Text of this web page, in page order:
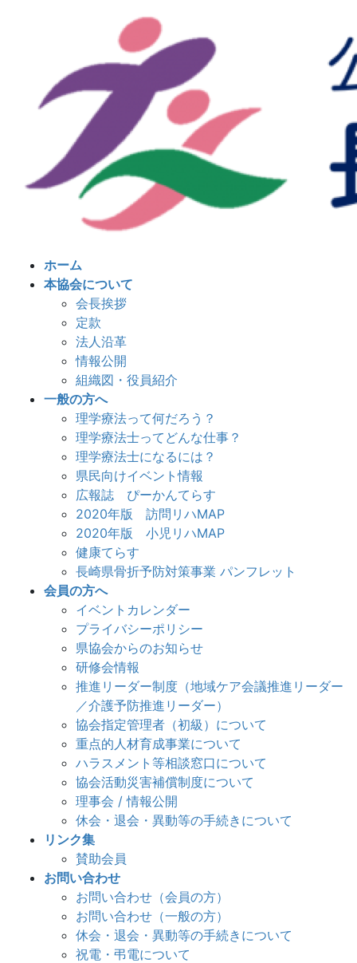
ホーム
本協会について
会長挨拶
定款
法人沿革
情報公開
組織図・役員紹介
一般の方へ
理学療法って何だろう？
理学療法士ってどんな仕事？
理学療法士になるには？
県民向けイベント情報
広報誌 ぴーかんてらす
2020年版 訪問リハMAP
2020年版 小児リハMAP
健康てらす
長崎県骨折予防対策事業 パンフレット
会員の方へ
イベントカレンダー
プライバシーポリシー
県協会からのお知らせ
研修会情報
推進リーダー制度（地域ケア会議推進リーダー
／介護予防推進リーダー）
協会指定管理者（初級）について
重点的人材育成事業について
ハラスメント等相談窓口について
協会活動災害補償制度について
理事会 / 情報公開
休会・退会・異動等の手続きについて
リンク集
賛助会員
お問い合わせ
お問い合わせ（会員の方）
お問い合わせ（一般の方）
休会・退会・異動等の手続きについて
祝電・弔電について